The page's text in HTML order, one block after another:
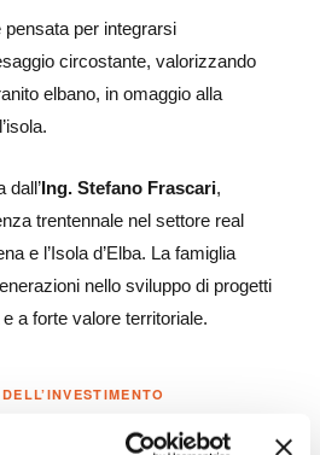
pensata per integrarsi
circostante, valorizzando
elbano, in omaggio alla
dall’Ing. Stefano Frascari,
trentennale nel settore real
e l’Isola d’Elba. La famiglia
nello sviluppo di progetti
a forte valore territoriale.